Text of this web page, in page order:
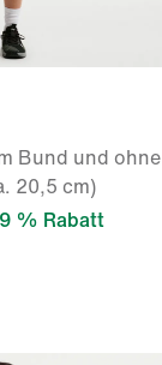
Bund und ohne
20,5 cm)
% Rabatt